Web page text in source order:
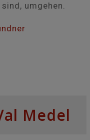
umgehen.
Medel